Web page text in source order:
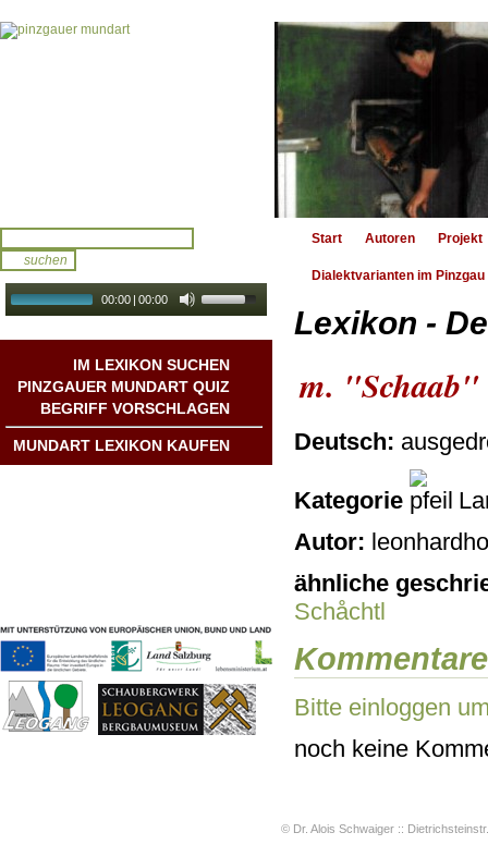
00:00 | 00:00
IM LEXIKON SUCHEN
PINZGAUER MUNDART QUIZ
BEGRIFF VORSCHLAGEN
MUNDART LEXIKON KAUFEN
Start Autoren Projekt
Dialektvarianten im Pinzgau
Lexikon -
m. "Schaab"
Deutsch:
Kategorie
Autor:
ähnliche
Schåchtl
Kommentare
Bitte einloggen
noch keine
© Dr. Alois Schwaiger ::